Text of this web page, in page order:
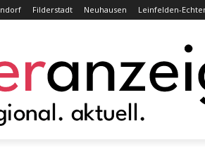
Filderstadt Neuhausen Leinfelden-